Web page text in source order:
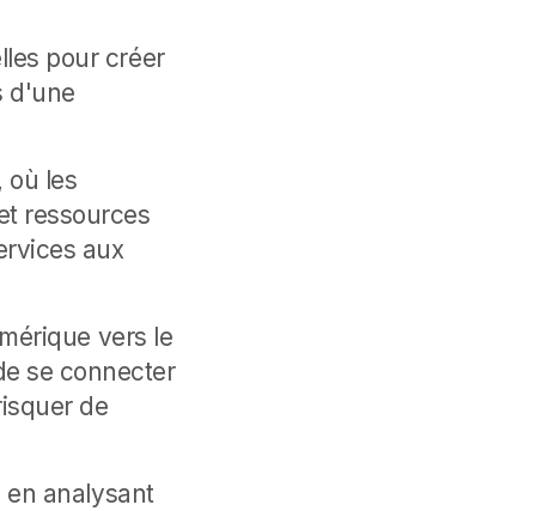
pour créer
d'une
, où les
ressources
aux
vers le
se connecter
de
analysant